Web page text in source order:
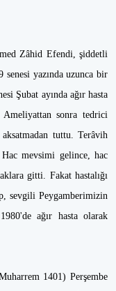
Zâhid Efendi, şiddetli
senesi yazında uzunca bir
Şubat ayında ağır hasta
sonra tedrici
tuttu. Terâvih
Hac mevsimi gelince, hac
gitti. Fakat hastalığı
sevgili Peygamberimizin
ağır hasta olarak
1401) Perşembe